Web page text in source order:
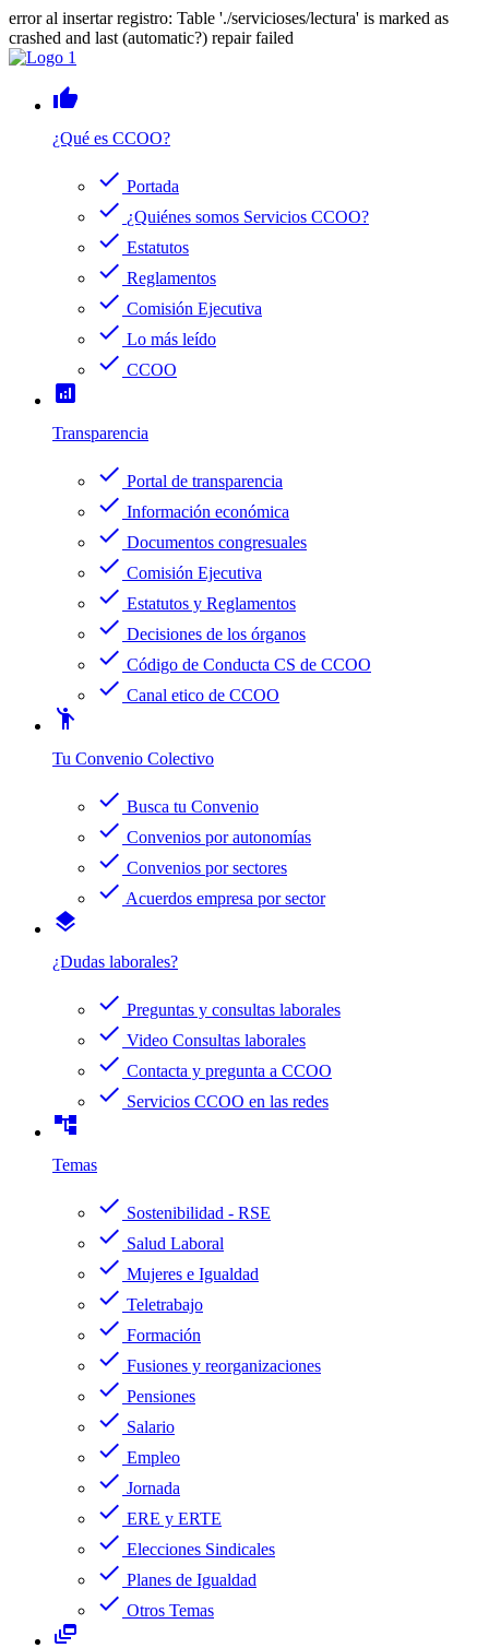
error al insertar registro: Table './servicioses/lectura' is marked as
crashed and last (automatic?) repair failed
thumb_up
¿Qué es CCOO?
check Portada
check ¿Quiénes somos Servicios CCOO?
check Estatutos
check Reglamentos
check Comisión Ejecutiva
check Lo más leído
check CCOO
analytics
Transparencia
check Portal de transparencia
check Información económica
check Documentos congresuales
check Comisión Ejecutiva
check Estatutos y Reglamentos
check Decisiones de los órganos
check Código de Conducta CS de CCOO
check Canal etico de CCOO
emoji_people
Tu Convenio Colectivo
check Busca tu Convenio
check Convenios por autonomías
check Convenios por sectores
check Acuerdos empresa por sector
layers
¿Dudas laborales?
check Preguntas y consultas laborales
check Video Consultas laborales
check Contacta y pregunta a CCOO
check Servicios CCOO en las redes
account_tree
Temas
check Sostenibilidad - RSE
check Salud Laboral
check Mujeres e Igualdad
check Teletrabajo
check Formación
check Fusiones y reorganizaciones
check Pensiones
check Salario
check Empleo
check Jornada
check ERE y ERTE
check Elecciones Sindicales
check Planes de Igualdad
check Otros Temas
dynamic_feed